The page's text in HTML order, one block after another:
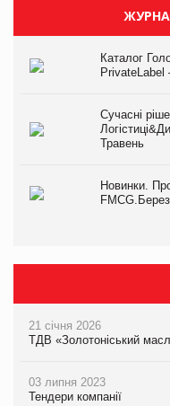
Каталог
PrivateLabel
Сучасні
Травень
Новинки.
21 січня 2026
ТДВ «Золотоніський
03 липня 2023
Тендери компанії